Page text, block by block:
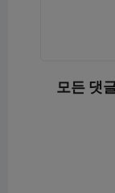
모든 댓